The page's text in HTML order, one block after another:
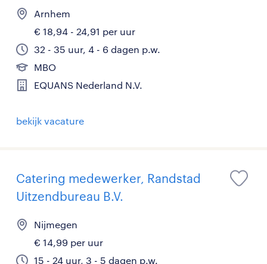
Arnhem
€ 18,94 - 24,91 per uur
32 - 35 uur, 4 - 6 dagen p.w.
MBO
EQUANS Nederland N.V.
bekijk vacature
Catering medewerker, Randstad
Uitzendbureau B.V.
Nijmegen
€ 14,99 per uur
15 - 24 uur, 3 - 5 dagen p.w.